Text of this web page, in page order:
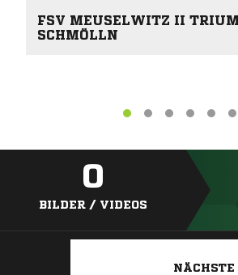
FSV MEUSELWITZ II
SCHMÖLLN
0
BILDER / VIDEOS
NÄCHSTE